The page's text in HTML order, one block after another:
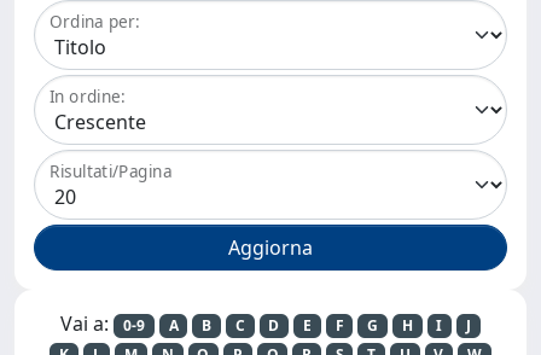
Ordina per:
In ordine:
Risultati/Pagina
Vai a: 0-9 A B C D E F G H I
J